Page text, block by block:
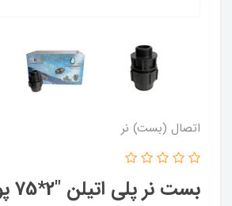
اتصال (بست) نر
بست نر پلی اتیلن "2*75 پویا پلاست